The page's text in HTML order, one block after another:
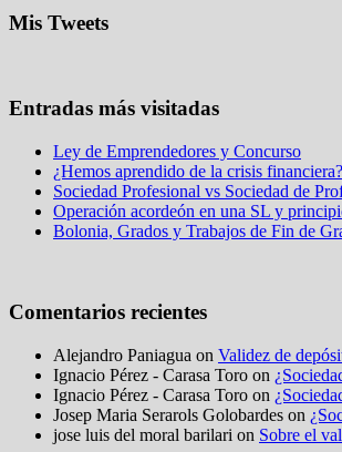
Mis Tweets
Entradas más visitadas
Ley de Emprendedores y Concurso
¿Hemos aprendido de la crisis financiera?
Sociedad Profesional vs Sociedad de
Operación acordeón en una SL y
Bolonia, Grados y Trabajos de Fin de
Comentarios recientes
Alejandro Paniagua on Validez de
Ignacio Pérez - Carasa Toro on
Ignacio Pérez - Carasa Toro on
Josep Maria Serarols Golobardes on
jose luis del moral barilari on Sobre el